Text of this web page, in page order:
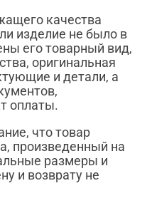
качества
изделие не было в
его товарный вид,
оригинальная
и детали, а
оплаты.
что товар
произведенный на
размеры и
и возврату не